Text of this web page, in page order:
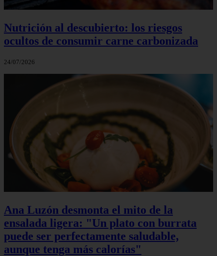
Nutrición al descubierto: los riesgos
ocultos de consumir carne carbonizada
24/07/2026
Ana Luzón desmonta el mito de la
ensalada ligera: "Un plato con burrata
puede ser perfectamente saludable,
aunque tenga más calorías"